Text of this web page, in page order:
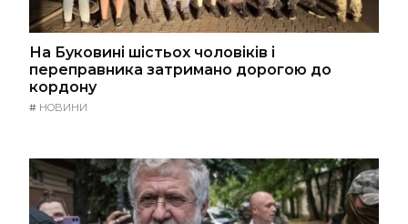
На Буковині шістьох чоловіків і
переправника затримано дорогою до
кордону
# НОВИНИ